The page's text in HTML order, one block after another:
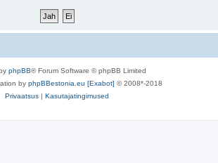
phpBB® Forum Software © phpBB Limited
by phpBBestonia.eu [Exabot] © 2008*-2018
Privaatsus | Kasutajatingimused